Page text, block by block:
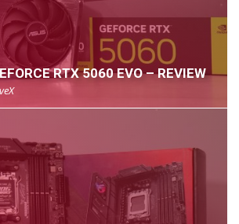
RTX 5060 EVO – REVIEW